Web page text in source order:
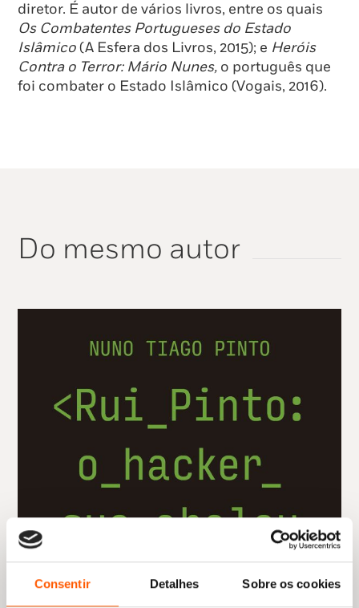
Consentir Detalhes Sobre os cookies
diretor. É autor de vários livros, entre os quais
Os Combatentes Portugueses do Estado
Islâmico(A Esfera dos Livros, 2015); e Heróis
Contra o Terror: Mário Nunes, o português que
foi combater o Estado Islâmico (Vogais, 2016).
Do mesmo autor